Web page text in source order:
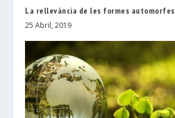
La rellevància de les formes automorfes
25 Abril, 2019